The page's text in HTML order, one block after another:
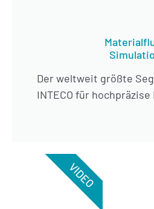
Der weltweit größte
INTECO für
VIDEO